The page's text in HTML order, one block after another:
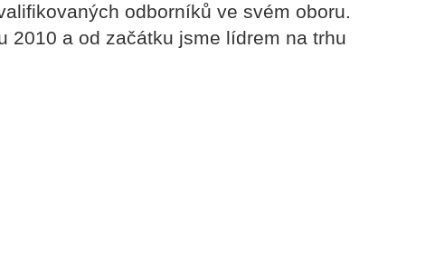
odborníků ve svém oboru.
2010 a od začátku jsme lídrem na trhu